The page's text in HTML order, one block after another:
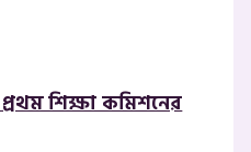
শিক্ষা কমিশনের